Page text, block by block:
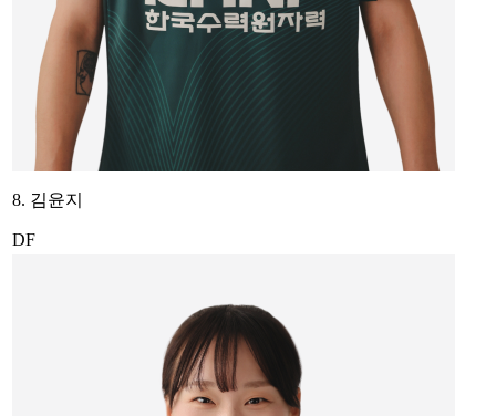
8. 김윤지
DF